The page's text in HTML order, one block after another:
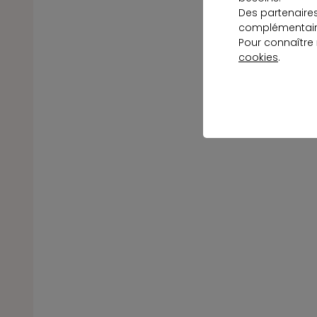
Des
Pour
cookies.